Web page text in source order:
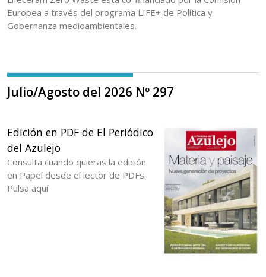
Europea a través del programa LIFE+ de Política y
Gobernanza medioambientales.
Julio/Agosto del 2026 Nº 297
Edición en PDF de El Periódico
del Azulejo
Consulta cuando quieras la edición
en Papel desde el lector de PDFs.
Pulsa aquí